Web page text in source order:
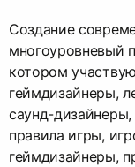
Создание
многоуровневый
котором
геймдизайнеры,
саунд-
правила игры,
геймдизайнеры,